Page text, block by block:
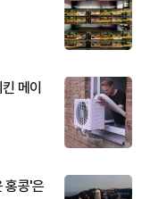
메이
홍콩'은